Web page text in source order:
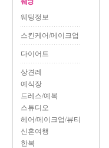
웨딩정보
스킨케어/메이크업
다이어트
상견례
예식장
드레스/예복
스튜디오
헤어/메이크업/뷰티
신혼여행
한복